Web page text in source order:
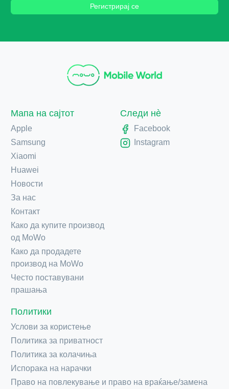
Регистрирај се
Мапа на сајтот
Apple
Samsung
Xiaomi
Huawei
Новости
За нас
Контакт
Како да купите производ
од MoWo
Како да продадете
производ на MoWo
Често поставувани
прашања
Политики
Услови за користење
Политика за приватност
Политика за колачиња
Испорака на нарачки
Право на повлекување и право на враќање/замена
Следи нè
Facebook
Instagram